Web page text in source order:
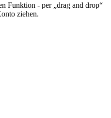
Funktion - per „drag and drop“
ziehen.